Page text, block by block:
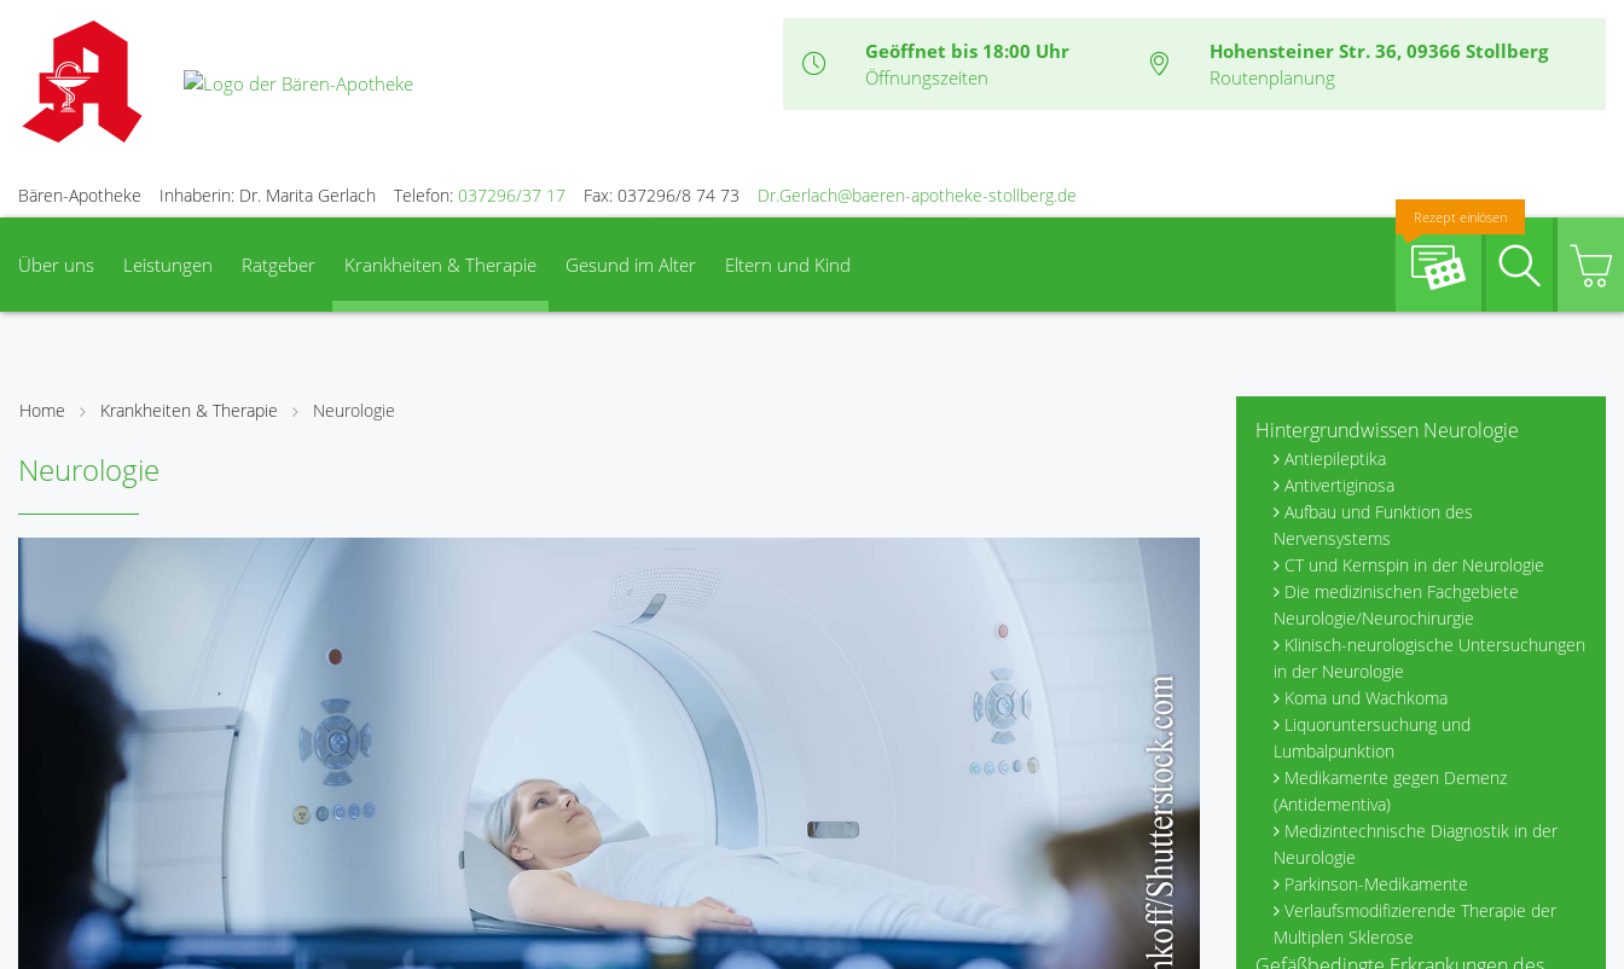
Geöffnet bis 18:00 Uhr
Öffnungszeiten
Hohensteiner Str. 36, 09366 Stollberg
Routenplanung
Bären-Apotheke Inhaberin: Dr. Marita Gerlach Telefon: 037296/37 17 Fax: 037296/8 74 73 Dr.Gerlach@baeren-apotheke-stollberg.de
Über uns Leistungen Ratgeber Krankheiten & Therapie Gesund im Alter Eltern und Kind
Rezept einlösen
Suche
Home Krankheiten & Therapie Neurologie
Neurologie
Hintergrundwissen Neurologie
Antiepileptika
Antivertiginosa
Aufbau und Funktion des
Nervensystems
CT und Kernspin in der Neurologie
Die medizinischen Fachgebiete
Neurologie/Neurochirurgie
Klinisch-neurologische Untersuchungen
in der Neurologie
Koma und Wachkoma
Liquoruntersuchung und
Lumbalpunktion
Medikamente gegen Demenz
(Antidementiva)
Medizintechnische Diagnostik in der
Neurologie
Parkinson-Medikamente
Verlaufsmodifizierende Therapie der
Multiplen Sklerose